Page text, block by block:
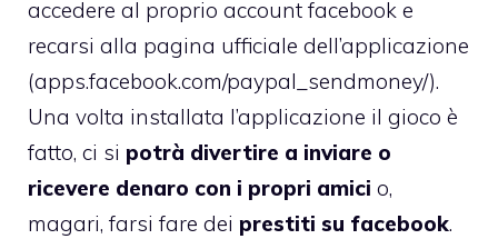
accedere al proprio account facebook e
recarsi alla pagina ufficiale dell’applicazione
(apps.facebook.com/paypal_sendmoney/).
Una volta installata l’applicazione il gioco è
fatto, ci si potrà divertire a inviare o
ricevere denaro con i propri amici o,
magari, farsi fare dei prestiti su facebook.